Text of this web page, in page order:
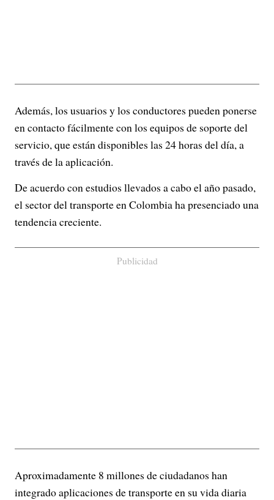
Además, los usuarios y los conductores pueden ponerse
en contacto fácilmente con los equipos de soporte del
servicio, que están disponibles las 24 horas del día, a
través de la aplicación.
De acuerdo con estudios llevados a cabo el año pasado,
el sector del transporte en Colombia ha presenciado una
tendencia creciente.
Publicidad
Aproximadamente 8 millones de ciudadanos han
integrado aplicaciones de transporte en su vida diaria